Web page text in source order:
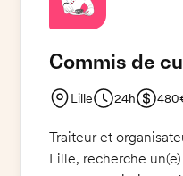
Commis de
Lille 24h
Traiteur et
Lille, recherche